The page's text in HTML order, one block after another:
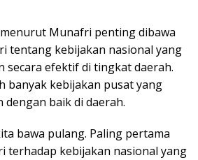
Munafri penting dibawa
tentang kebijakan nasional yang
secara efektif di tingkat daerah.
banyak kebijakan pusat yang
baik di daerah.
bawa pulang. Paling pertama
terhadap kebijakan nasional yang